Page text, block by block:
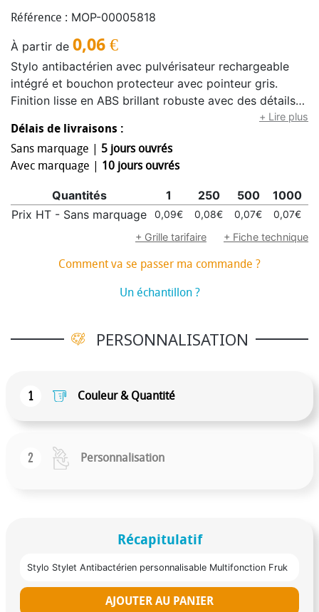
Référence : MOP-00005818
À partir de 0,06 €
Stylo antibactérien avec pulvérisateur rechargeable
intégré et bouchon protecteur avec pointeur gris.
Finition lisse en ABS brillant robuste avec des détails
chromés et écriture d’encre bleue. Capacité de
pulvérisateur 3ml. Liquide non inclus. Les produits
avec des traitements antibactériens sont capables de
réduire considérablement les charges bactériennes
l’incorporation d’agents microbiens permanents
statiques, avec une grande efficacité pour inhiber et
prévenir la contamination bactérienne. Article
antibactérienne dans les matières plastiques et les
surfaces non poreuses, qui permet de connaître
quantitative.3 ml. Rechargeable. Liquide Non Inclus
+ Lire plus
Délais de livraisons :
Sans marquage | 5 jours ouvrés
Avec marquage | 10 jours ouvrés
Quantités 1 250 500 1000
Prix HT - Sans marquage
0,09€ 0,08€ 0,07€ 0,07€
+ Grille tarifaire
+ Fiche technique
Comment va se passer ma commande ?
Un échantillon ?
PERSONNALISATION
1 Couleur & Quantité
2 Personnalisation
Récapitulatif
Stylo Stylet Antibactérien personnalisable Multifonction Fruk
AJOUTER AU PANIER